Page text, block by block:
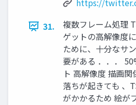
https://
31.
複数フレーム処理
ゲットの高解像度
ために、十分なサ
要がある ．．．
ト 高解像度 描画
落ちが起きても 、
がかかるため 絵が